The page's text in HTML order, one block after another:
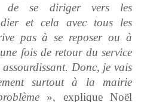
se diriger vers les
et cela avec tous les
pas à se reposer ou à
fois de retour du service
Donc, je vais
surtout à la mairie
», explique Noël